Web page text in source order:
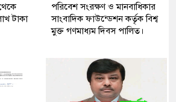
টাকা
পরিবেশ সংরক্ষণ ও মানবাধিকার
সাংবাদিক ফাউন্ডেশন কর্তৃক বিশ্ব
মুক্ত গণমাধ্যম দিবস পালিত।